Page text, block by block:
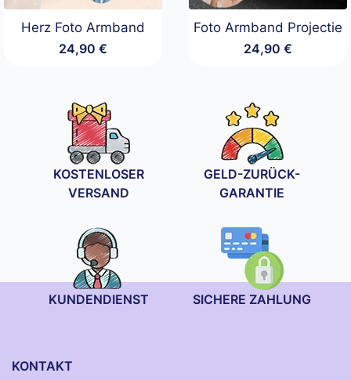
Herz Foto Armband
24,90€
Foto Armband Projectie
24,90 €
KOSTENLOSER
VERSAND
GELD-ZURÜCK-
GARANTIE
KUNDENDIENST SICHERE ZAHLUNG
KONTAKT